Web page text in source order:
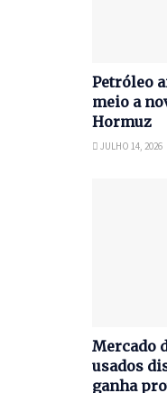
Petróleo
meio a
Hormuz
JULHO 14, 2026
Mercado
usados
ganha